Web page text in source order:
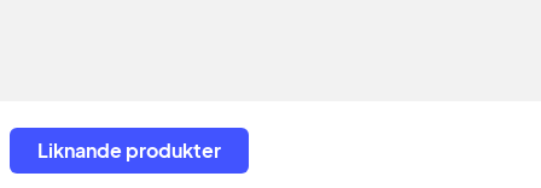
Liknande produkter